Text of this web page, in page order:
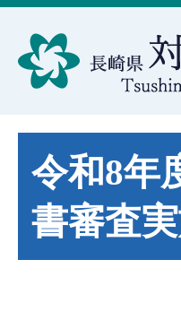
令和8年
書審査